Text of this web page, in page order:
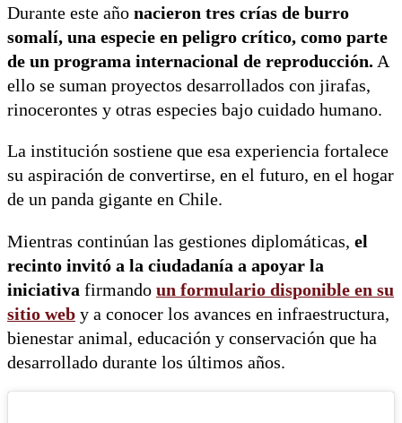
Durante este año nacieron tres crías de burro
somalí, una especie en peligro crítico, como parte
de un programa internacional de reproducción. A
ello se suman proyectos desarrollados con jirafas,
rinocerontes y otras especies bajo cuidado humano.
La institución sostiene que esa experiencia fortalece
su aspiración de convertirse, en el futuro, en el hogar
de un panda gigante en Chile.
Mientras continúan las gestiones diplomáticas, el
recinto invitó a la ciudadanía a apoyar la
iniciativa firmando un formulario disponible en su
sitio web y a conocer los avances en infraestructura,
bienestar animal, educación y conservación que ha
desarrollado durante los últimos años.